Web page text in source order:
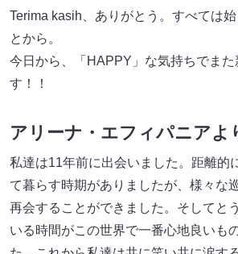
Terima kasih、ありがとう。すべては
とから。
今日から、「HAPPY」な気持ちでまた
す！！
アリーナ・エフィパニアよ
私達は11年前に出会いました。距離的
て暮らす時期がありましたが、様々な
再会することができました。そしてと
いる時間がこの世界で一番心地良いも